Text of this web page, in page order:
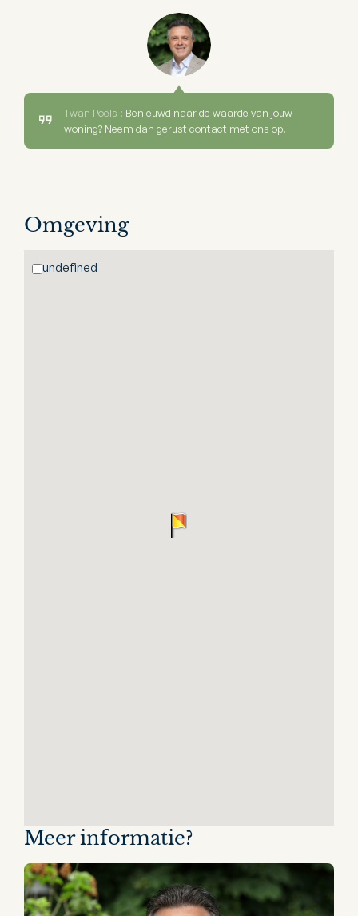
Twan Poels : Benieuwd naar de waarde van jouw
woning? Neem dan gerust contact met ons op.
Omgeving
undefined
Meer informatie?